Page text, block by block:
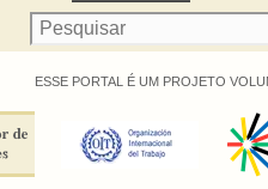
ESSE PORTAL É UM PROJETO